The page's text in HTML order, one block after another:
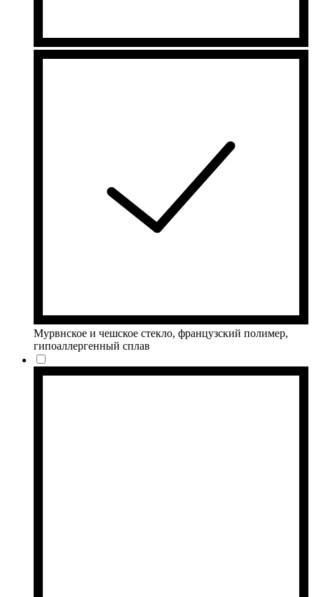
Мурвнское и чешское стекло, французский полимер,
гипоаллергенный сплав